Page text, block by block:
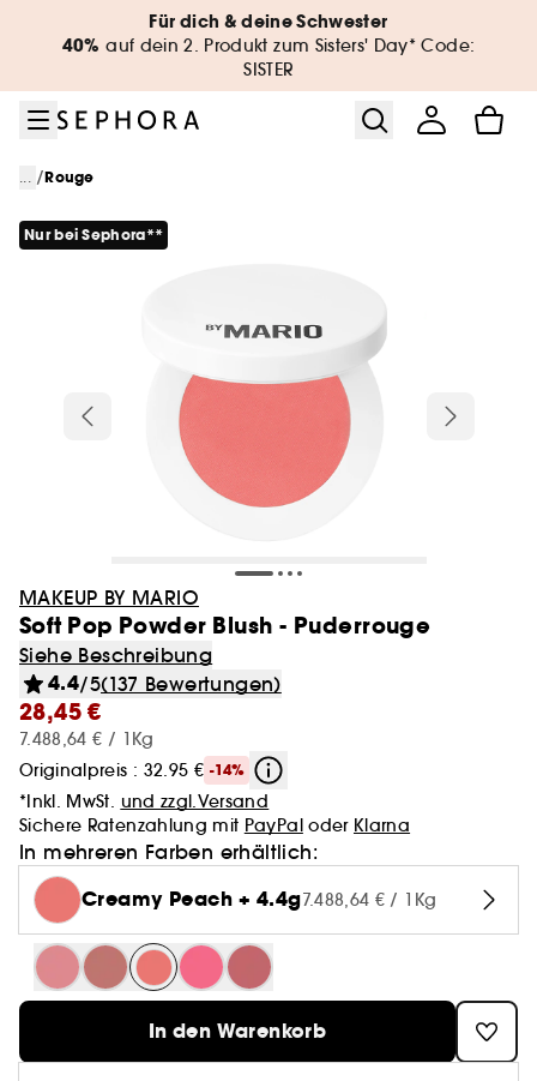
Zum HauptinhaltFür dich & deine Schwester
40% auf dein 2. Produkt zum Sisters' Day* Code:
SISTER
... /Rouge
Nur bei Sephora**
MAKEUP BY MARIO
Soft Pop Powder Blush - Puderrouge
Siehe Beschreibung
4.4/5(137 Bewertungen)
28,45 €
7.488,64 € / 1Kg
Originalpreis : 32.95 € -14%
*Inkl. MwSt. und zzgl.Versand
Sichere Ratenzahlung mit PayPaloder Klarna
In mehreren Farben erhältlich:
Creamy Peach + 4.4g7.488,64 € / 1Kg
In den Warenkorb